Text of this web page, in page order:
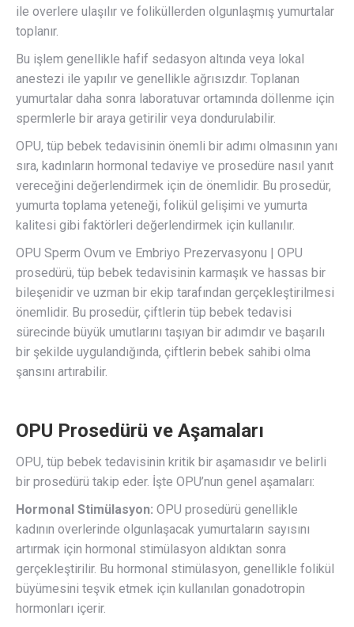
ile overlere ulaşılır ve foliküllerden olgunlaşmış yumurtalar
toplanır.
Bu işlem genellikle hafif sedasyon altında veya lokal
anestezi ile yapılır ve genellikle ağrısızdır. Toplanan
yumurtalar daha sonra laboratuvar ortamında döllenme için
spermlerle bir araya getirilir veya dondurulabilir.
OPU, tüp bebek tedavisinin önemli bir adımı olmasının yanı
sıra, kadınların hormonal tedaviye ve prosedüre nasıl yanıt
vereceğini değerlendirmek için de önemlidir. Bu prosedür,
yumurta toplama yeteneği, folikül gelişimi ve yumurta
kalitesi gibi faktörleri değerlendirmek için kullanılır.
OPU Sperm Ovum ve Embriyo Prezervasyonu | OPU
prosedürü, tüp bebek tedavisinin karmaşık ve hassas bir
bileşenidir ve uzman bir ekip tarafından gerçekleştirilmesi
önemlidir. Bu prosedür, çiftlerin tüp bebek tedavisi
sürecinde büyük umutlarını taşıyan bir adımdır ve başarılı
bir şekilde uygulandığında, çiftlerin bebek sahibi olma
şansını artırabilir.
OPU Prosedürü ve Aşamaları
OPU, tüp bebek tedavisinin kritik bir aşamasıdır ve belirli
bir prosedürü takip eder. İşte OPU’nun genel aşamaları:
Hormonal Stimülasyon: OPU prosedürü genellikle
kadının overlerinde olgunlaşacak yumurtaların sayısını
artırmak için hormonal stimülasyon aldıktan sonra
gerçekleştirilir. Bu hormonal stimülasyon, genellikle folikül
büyümesini teşvik etmek için kullanılan gonadotropin
hormonları içerir.